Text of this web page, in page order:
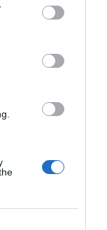
recuerdos,
dar forma a un
humano.
allá de la
cómo la
y abrirse a
revela que
la comprensión
al mundo